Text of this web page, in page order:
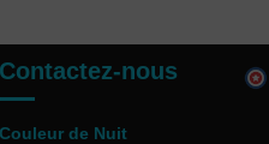
Contactez-nous
Couleur de Nuit